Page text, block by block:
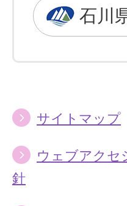
石川
サイトマップ
ウェブアクセ
針